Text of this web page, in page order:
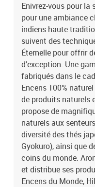
produits riches d'histoires
Etui de 20 bâtonnets pour
Enivrez-vous pour la
pour une ambiance
indiens haute
suivent des
Éternelle pour offrir
d'exception. Une
fabriqués dans le
Encens 100%
de produits naturels
propose de
naturels aux
diversité des thés
Gyokuro), ainsi que
coins du monde.
et distribue ses
Encens du Monde,